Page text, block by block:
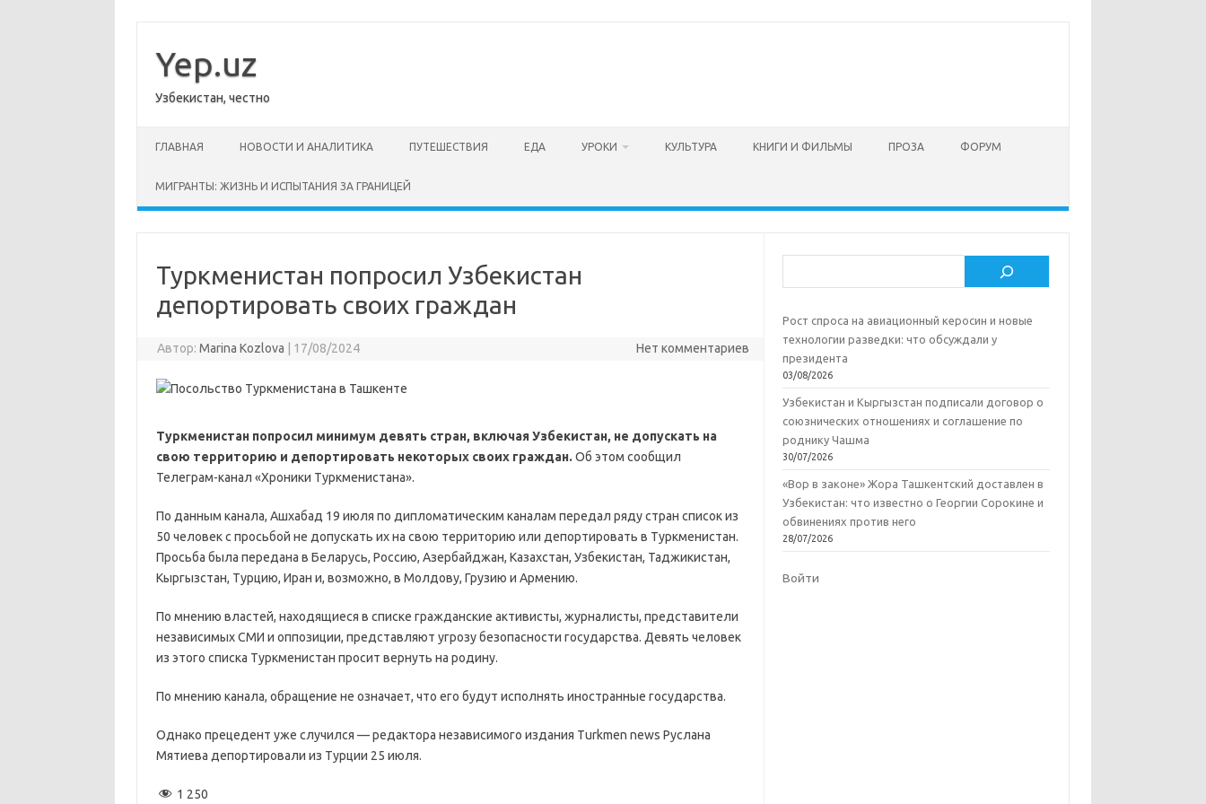
содержимому
Yep.uz
Узбекистан, честно
ГЛАВНАЯ НОВОСТИ И АНАЛИТИКА ПУТЕШЕСТВИЯ ЕДА УРОКИ КУЛЬТУРА КНИГИ И ФИЛЬМЫ ПРОЗА ФОРУМ
МИГРАНТЫ: ЖИЗНЬ И ИСПЫТАНИЯ ЗА ГРАНИЦЕЙ
Туркменистан попросил Узбекистан
депортировать своих граждан
Автор: Marina Kozlova 17/08/2024 Нет комментариев
Туркменистан попросил минимум девять стран, включая Узбекистан, не допускать на
свою территорию и депортировать некоторых своих граждан. Об этом сообщил
Телеграм-канал «Хроники Туркменистана».
По данным канала, Ашхабад 19 июля по дипломатическим каналам передал ряду стран список из
50 человек с просьбой не допускать их на свою территорию или депортировать в Туркменистан.
Просьба была передана в Беларусь, Россию, Азербайджан, Казахстан, Узбекистан, Таджикистан,
Кыргызстан, Турцию, Иран и, возможно, в Молдову, Грузию и Армению.
По мнению властей, находящиеся в списке гражданские активисты, журналисты, представители
независимых СМИ и оппозиции, представляют угрозу безопасности государства. Девять человек
из этого списка Туркменистан просит вернуть на родину.
По мнению канала, обращение не означает, что его будут исполнять иностранные государства.
Однако прецедент уже случился — редактора независимого издания Turkmen news Руслана
Мятиева депортировали из Турции 25 июля.
1 250
Рост спроса на авиационный керосин и новые
технологии разведки: что обсуждали у
президента
03/08/2026
Узбекистан и Кыргызстан подписали договор о
союзнических отношениях и соглашение по
роднику Чашма
30/07/2026
«Вор в законе» Жора Ташкентский доставлен в
Узбекистан: что известно о Георгии Сорокине и
обвинениях против него
28/07/2026
Войти